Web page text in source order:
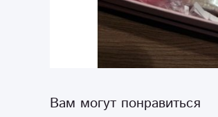
Вам могут понравиться